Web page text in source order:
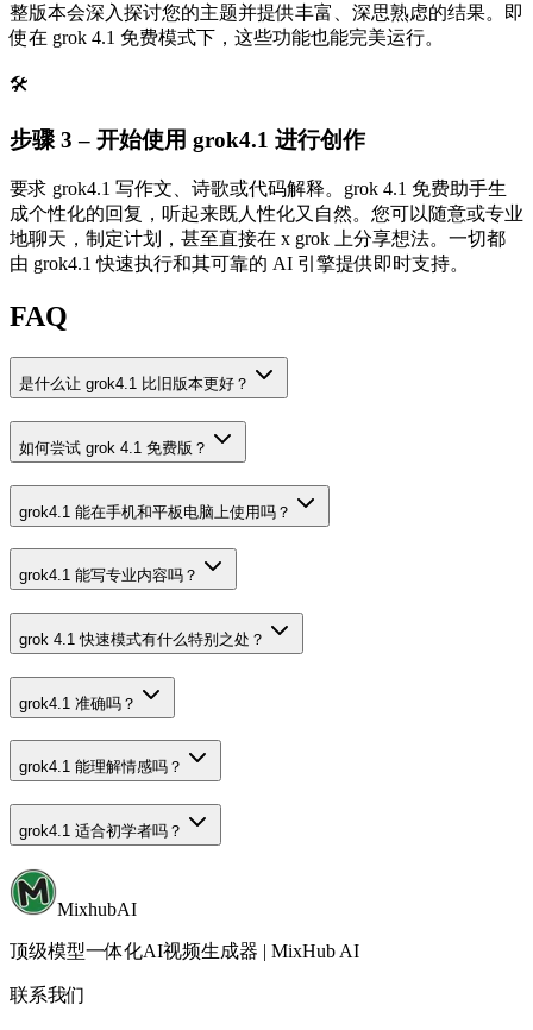
整版本会深入探讨您的主题并提供丰富、深思熟虑的结果。即
使在 grok 4.1 免费模式下，这些功能也能完美运行。
🛠️
步骤 3 – 开始使用 grok4.1 进行创作
要求 grok4.1 写作文、诗歌或代码解释。grok 4.1 免费助手生
成个性化的回复，听起来既人性化又自然。您可以随意或专业
地聊天，制定计划，甚至直接在 x grok 上分享想法。一切都
由 grok4.1 快速执行和其可靠的 AI 引擎提供即时支持。
FAQ
是什么让 grok4.1 比旧版本更好？
如何尝试 grok 4.1 免费版？
grok4.1 能在手机和平板电脑上使用吗？
grok4.1 能写专业内容吗？
grok 4.1 快速模式有什么特别之处？
grok4.1 准确吗？
grok4.1 能理解情感吗？
grok4.1 适合初学者吗？
MixhubAI
顶级模型一体化AI视频生成器 | MixHub AI
联系我们